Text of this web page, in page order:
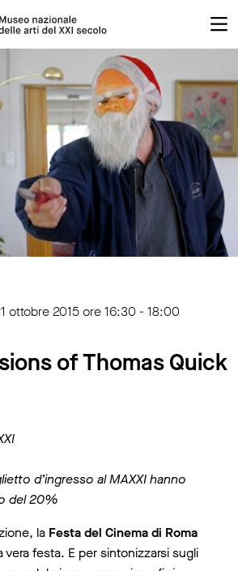
ottobre 2015 ore 16:30 - 18:00
of Thomas Quick
d’ingresso al MAXXI hanno
del 20%
la Festa del Cinema di Roma
vera festa. E per sintonizzarsi sugli